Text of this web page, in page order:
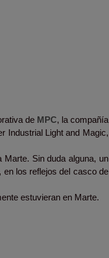
de MPC, la compañía
Industrial Light and Magic,
Sin duda alguna, un
en los reflejos del casco de
estuvieran en Marte.